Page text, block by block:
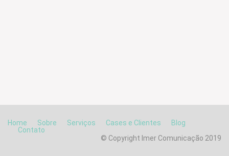
Home Sobre Serviços Cases e Clientes
Blog
Contato
© Copyright Imer Comunicação 2019